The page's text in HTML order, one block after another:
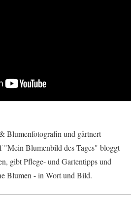
Blumenfotografin und gärtnert
"Mein Blumenbild des Tages" bloggt
gibt Pflege- und Gartentipps und
Blumen - in Wort und Bild.